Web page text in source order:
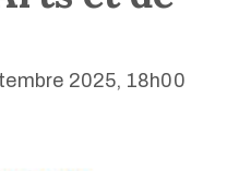
2025, 18h00